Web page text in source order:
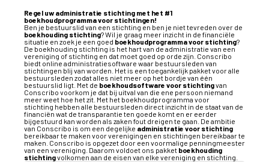
Regel uw administratie stichting met het #1
boekhoudprogramma voor stichtingen!
Ben je bestuurslid van een stichting en ben je niet tevreden over de
boekhouding stichting? Wil je graag meer inzicht in de financiële
situatie en zoek je een goed boekhoudprogramma voor stichting?
De boekhouding stichting is het hart van de administratie van een
vereniging of stichting en dat moet goed op orde zijn. Conscribo
biedt online administratiesoftware waar bestuursleden van
stichtingen blij van worden. Het is een toegankelijk pakket voor alle
bestuursleden zodat alles niet meer op het bordje van één
bestuurslid ligt. Met de boekhoudsoftware voor stichtingvan
Conscribo voorkom je dat bij uitval van die ene persoon niemand
meer weet hoe het zit. Met het boekhoudprogramma voor
stichting hebben alle bestuursleden direct inzicht in de staat van de
financiën wat de transparantie ten goede komt en er eerder
bijgestuurd kan worden als zaken fout dreigen te gaan. De ambitie
van Conscribo is om een degelijke administratie voor stichting
bereikbaar te maken voor verenigingen en stichtingen bereikbaar te
maken. Conscribo is opgezet door een voormalige penningmeester
van een vereniging. Daarom voldoet ons pakket boekhouding
stichtingvolkomen aan de eisen van elke vereniging en stichting.